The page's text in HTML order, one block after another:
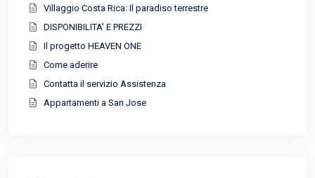
Villaggio Costa Rica: Il paradiso terrestre
DISPONIBILITA’ E PREZZI
Il progetto HEAVEN ONE
Come aderire
Contatta il servizio Assistenza
Appartamenti a San Jose